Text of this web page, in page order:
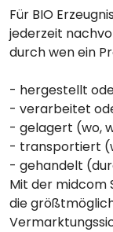
Für BIO
jederzeit
durch wen ein
- hergestellt
- verarbeitet
- gelagert (wo,
- transportiert
- gehandelt
Mit der midcom
die